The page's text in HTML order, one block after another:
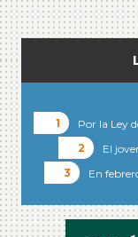
Por la Ley
El
En